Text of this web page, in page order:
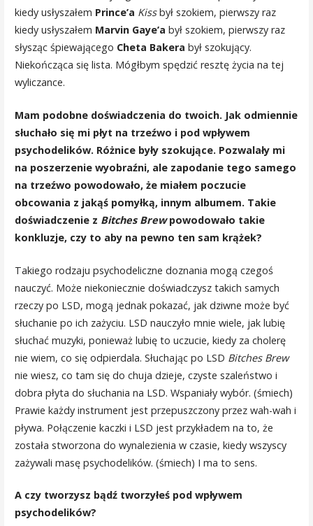
kiedy usłyszałem Prince’a Kissbył szokiem, pierwszy raz
kiedy usłyszałem Marvin Gaye’a był szokiem, pierwszy raz
słysząc śpiewającego Cheta Bakera był szokujący.
Niekończąca się lista. Mógłbym spędzić resztę życia na tej
wyliczance.
Mam podobne doświadczenia do twoich. Jak odmiennie
słuchało się mi płyt na trzeźwo i pod wpływem
psychodelików. Różnice były szokujące. Pozwalały mi
na poszerzenie wyobraźni, ale zapodanie tego samego
na trzeźwo powodowało, że miałem poczucie
obcowania z jakąś pomyłką, innym albumem. Takie
doświadczenie z Bitches Brewpowodowało takie
konkluzje, czy to aby na pewno ten sam krążek?
Takiego rodzaju psychodeliczne doznania mogą czegoś
nauczyć. Może niekoniecznie doświadczysz takich samych
rzeczy po LSD, mogą jednak pokazać, jak dziwne może być
słuchanie po ich zażyciu. LSD nauczyło mnie wiele, jak lubię
słuchać muzyki, ponieważ lubię to uczucie, kiedy za cholerę
nie wiem, co się odpierdala. Słuchając po LSD Bitches Brew
nie wiesz, co tam się do chuja dzieje, czyste szaleństwo i
dobra płyta do słuchania na LSD. Wspaniały wybór. (śmiech)
Prawie każdy instrument jest przepuszczony przez wah-wah i
pływa. Połączenie kaczki i LSD jest przykładem na to, że
została stworzona do wynalezienia w czasie, kiedy wszyscy
zażywali masę psychodelików. (śmiech) I ma to sens.
A czy tworzysz bądź tworzyłeś pod wpływem
psychodelików?